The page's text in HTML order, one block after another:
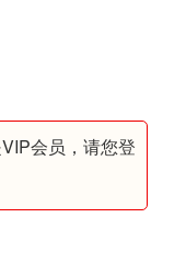
会员，请您登